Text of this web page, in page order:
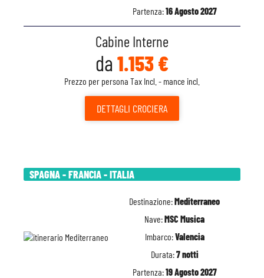
Partenza:16 Agosto 2027
Cabine Interne
da 1.153 €
Prezzo per persona Tax Incl. - mance incl.
DETTAGLI CROCIERA
SPAGNA - FRANCIA - ITALIA
Destinazione:Mediterraneo
Nave:MSC Musica
Imbarco:Valencia
Durata:7 notti
Partenza:19 Agosto 2027